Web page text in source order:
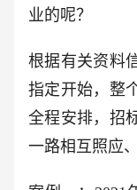
业的呢？
根据有关资料
指定开始，整
全程安排，招
一路相互照应